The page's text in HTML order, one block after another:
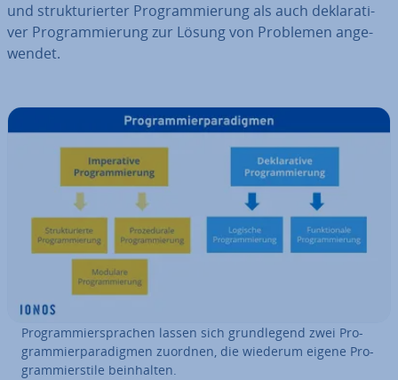
und struk­tu­rier­ter Pro­gram­mie­rung als auch de­kla­ra­ti­
ver Pro­gram­mie­rung zur Lösung von Problemen an­ge­
wen­det.
Pro­gram­mier­spra­chen lassen sich grund­le­gend zwei Pro­
gram­mier­pa­ra­dig­men zuordnen, die wiederum eigene Pro­
gram­mier­sti­le be­inhal­ten.